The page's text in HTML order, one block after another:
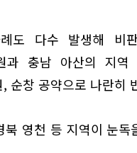
도 다수 발생해 비
과 충남 아산의 지역
순창 공약으로 나란히
영천 등 지역이 눈독